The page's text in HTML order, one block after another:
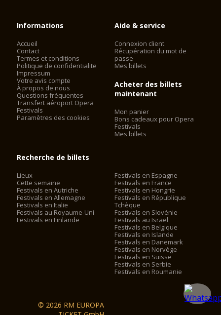
Informations
Accueil
Contact
Termes et conditions
Politique de confidentialite
Impressum
Votre avis compte
À propos de nous
Questions fréquentes
Transfert aéroport Opera
Festivals
Paramètres des cookies
Aide & service
Connexion client
Récupération du mot de
passe
Mes billets
Acheter des billets
maintenant
Mon panier
Bons cadeaux pour Opera
Festivals
Mes billets
Recherche de billets
Lieux
Cette semaine
Festivals en Autriche
Festivals en Allemagne
Festivals en Italie
Festivals au Royaume-Uni
Festivals en Finlande
Festivals en Espagne
Festivals en France
Festivals en Hongrie
Festivals en République
Tchèque
Festivals en Slovénie
Festivals au Israël
Festivals en Belgique
Festivals en Islande
Festivals en Danemark
Festivals en Norvège
Festivals en Suisse
Festivals en Serbie
Festivals en Roumanie
© 2026 RM EUROPA